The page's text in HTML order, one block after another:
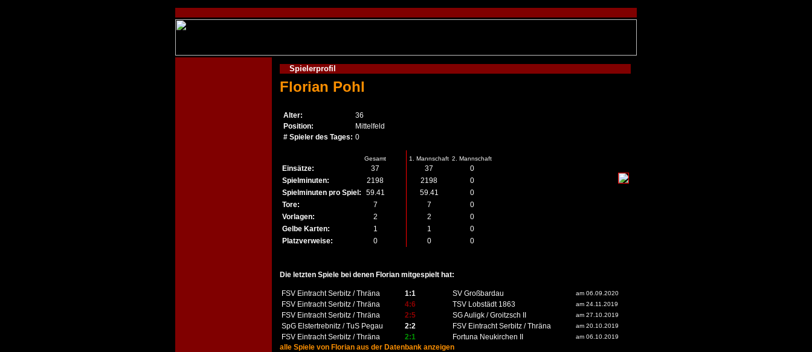
Spielerprofil
Florian Pohl
Alter:
36
Position:
Mittelfeld
# Spieler des Tages: 0
Gesamt 1. Mannschaft 2. Mannschaft
Einsätze: 37 37
0
Spielminuten:
2198 2198
0
Spielminuten pro Spiel:
59.41 59.41
0
Tore:
7 7
0
Vorlagen:
2 2
0
Gelbe Karten:
1 1
0
Platzverweise:
0 0 0
Die letzten Spiele bei denen Florian mitgespielt hat:
FSV Eintracht Serbitz / Thräna 1:1 SV Großbardau am 06.09.2020
FSV Eintracht Serbitz / Thräna 4:6 TSV Lobstädt 1863 am 24.11.2019
FSV Eintracht Serbitz / Thräna 2:5 SG Auligk / Groitzsch II am 27.10.2019
SpG Elstertrebnitz / TuS Pegau 2:2 FSV Eintracht Serbitz / Thräna am 20.10.2019
FSV Eintracht Serbitz / Thräna 2:1 Fortuna Neukirchen II am 06.10.2019
alle Spiele von Florian aus der Datenbank anzeigen